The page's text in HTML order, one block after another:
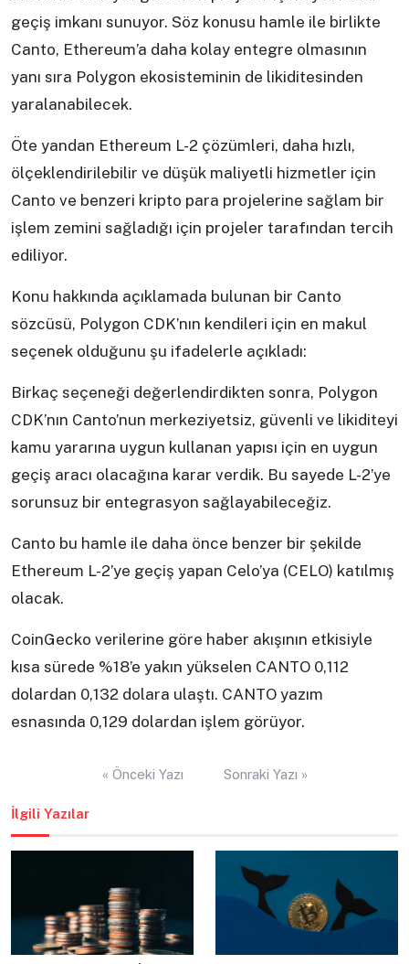
geçiş imkanı sunuyor. Söz konusu hamle ile birlikte
Canto, Ethereum’a daha kolay entegre olmasının
yanı sıra Polygon ekosisteminin de likiditesinden
yaralanabilecek.
Öte yandan Ethereum L-2 çözümleri, daha hızlı,
ölçeklendirilebilir ve düşük maliyetli hizmetler için
Canto ve benzeri kripto para projelerine sağlam bir
işlem zemini sağladığı için projeler tarafından tercih
ediliyor.
Konu hakkında açıklamada bulunan bir Canto
sözcüsü, Polygon CDK’nın kendileri için en makul
seçenek olduğunu şu ifadelerle açıkladı:
Birkaç seçeneği değerlendirdikten sonra, Polygon
CDK’nın Canto’nun merkeziyetsiz, güvenli ve likiditeyi
kamu yararına uygun kullanan yapısı için en uygun
geçiş aracı olacağına karar verdik. Bu sayede L-2’ye
sorunsuz bir entegrasyon sağlayabileceğiz.
Canto bu hamle ile daha önce benzer bir şekilde
Ethereum L-2’ye geçiş yapan Celo’ya (CELO) katılmış
olacak.
CoinGecko verilerine göre haber akışının etkisiyle
kısa sürede %18’e yakın yükselen CANTO 0,112
dolardan 0,132 dolara ulaştı. CANTO yazım
esnasında 0,129 dolardan işlem görüyor.
« Önceki Yazı Sonraki Yazı »
İlgili Yazılar